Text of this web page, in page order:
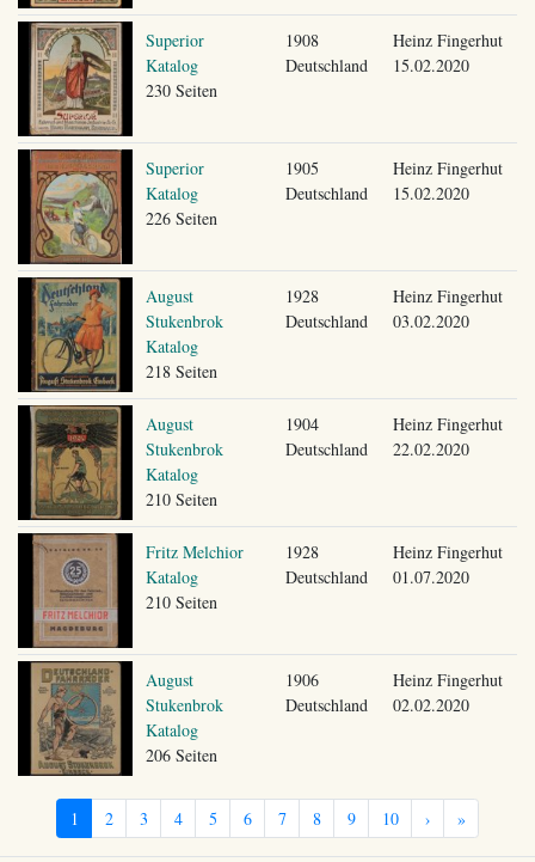
Superior
Katalog
230 Seiten
1908
Deutschland
Heinz Fingerhut
15.02.2020
Superior
Katalog
226 Seiten
1905
Deutschland
Heinz Fingerhut
15.02.2020
August
Stukenbrok
Katalog
218 Seiten
1928
Deutschland
Heinz Fingerhut
03.02.2020
August
Stukenbrok
Katalog
210 Seiten
1904
Deutschland
Heinz Fingerhut
22.02.2020
Fritz Melchior
Katalog
210 Seiten
1928
Deutschland
Heinz Fingerhut
01.07.2020
August
Stukenbrok
Katalog
206 Seiten
1906
Deutschland
Heinz Fingerhut
02.02.2020
1 2 3 4 5 6 7 8 9 10 › »